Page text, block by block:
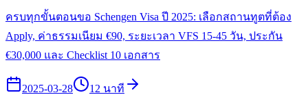
ครบทุกขั้นตอนขอ Schengen Visa ปี 2025: เลือกสถานทูตที่ต้อง
Apply, ค่าธรรมเนียม €90, ระยะเวลา VFS 15-45 วัน, ประกัน
€30,000 และ Checklist 10 เอกสาร
2025-03-28
12 นาที